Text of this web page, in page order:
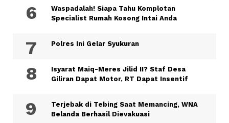
Waspadalah! Siapa Tahu Komplotan
Specialist Rumah Kosong Intai Anda
Polres Ini Gelar Syukuran
Isyarat Maiq-Meres Jilid II? Staf Desa
Giliran Dapat Motor, RT Dapat Insentif
Terjebak di Tebing Saat Memancing, WNA
Belanda Berhasil Dievakuasi